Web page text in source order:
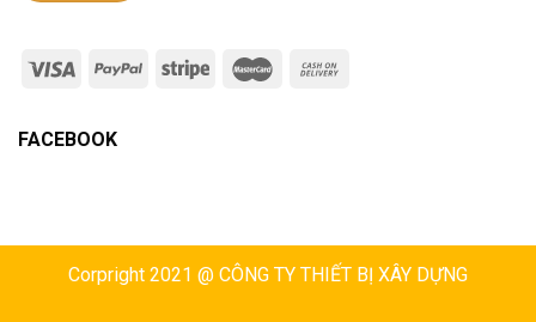
FACEBOOK
Corpright 2021 @ CÔNG TY THIẾT BỊ XÂY DỰNG